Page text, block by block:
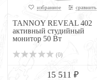
избранное сравнить
TANNOY REVEAL 402
активный студийный
монитор 50 Вт
(0)
15 511 ₽